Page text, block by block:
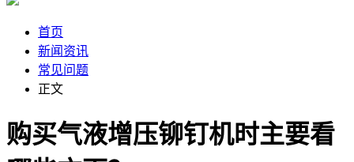
首页
新闻资讯
常见问题
正文
购买气液增压铆钉机时主要看